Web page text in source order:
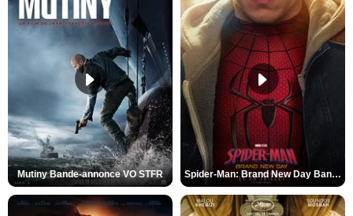
Mutiny Bande-annonce VO STFR Spider-Man: Brand New Day Bande-annonce VO STFR